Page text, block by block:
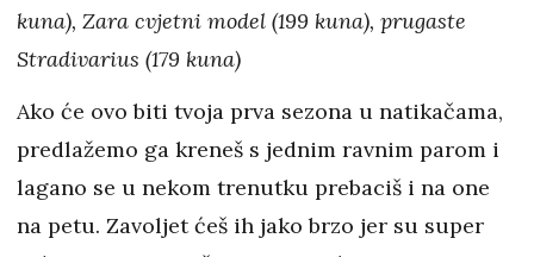
kuna), Zara cvjetni model (199 kuna), prugaste
Stradivarius (179 kuna)
Ako će ovo biti tvoja prva sezona u natikačama,
predlažemo ga kreneš s jednim ravnim parom i
lagano se u nekom trenutku prebaciš i na one
na petu. Zavoljet ćeš ih jako brzo jer su super